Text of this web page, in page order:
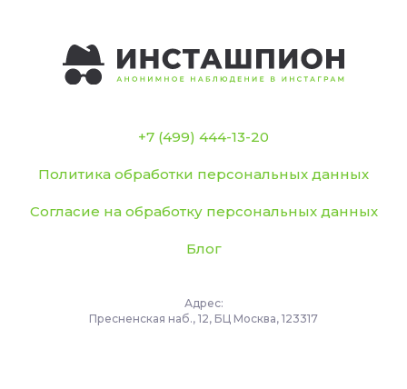
+7 (499) 444-13-20
Политика обработки персональных данных
Согласие на обработку персональных данных
Блог
Адрес:
Пресненская наб., 12, БЦ Москва, 123317